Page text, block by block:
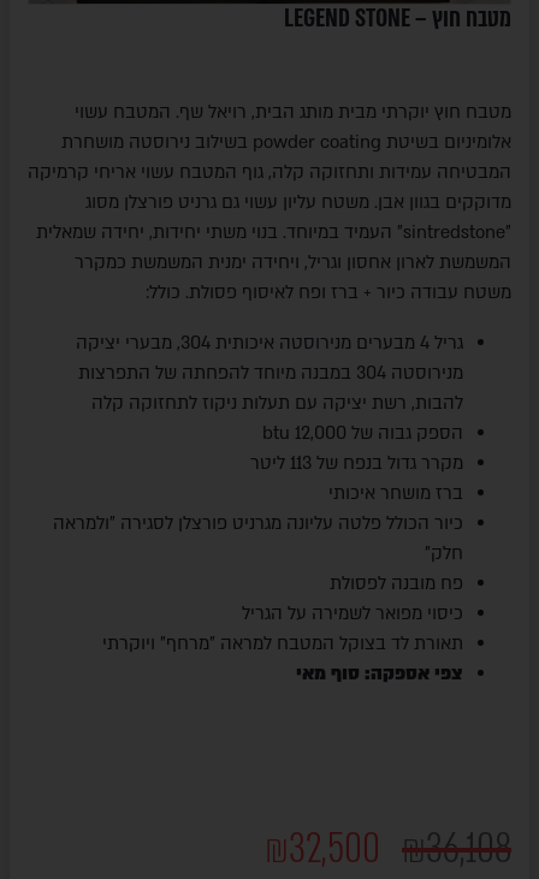
מטבח חוץ – LEGEND STONE
מטבח חוץ יוקרתי מבית מותג הבית, רויאל שף. המטבח עשוי
אלומיניום בשיטת powder coating בשילוב נירוסטה מושחרת
המבטיחה עמידות ותחזוקה קלה, גוף המטבח עשוי אריחי קרמיקה
מדוקקים בגוון אבן. משטח עליון עשוי גם גרניט פורצלן מסוג
"sintredstone" העמיד במיוחד. בנוי משתי יחידות, יחידה שמאלית
המשמשת לארון אחסון וגריל, ויחידה ימנית המשמשת כמקרר
משטח עבודה כיור + ברז ופח לאיסוף פסולת. כולל:
גריל 4 מבערים מנירוסטה איכותית 304, מבערי יציקה
מנירוסטה 304 במבנה מיוחד להפחתה של התפרצות
להבות, רשת יציקה עם תעלות ניקוז לתחזוקה קלה
הספק גבוה של 12,000 btu
מקרר גדול בנפח של 113 ליטר
ברז מושחר איכותי
כיור הכולל פלטה עליונה מגרניט פורצלן לסגירה "ולמראה
חלק"
פח מובנה לפסולת
כיסוי מפואר לשמירה על הגריל
תאורת לד בצוקל המטבח למראה "מרחף" ויוקרתי
צפי אספקה: סוף מאי
₪36,108
₪32,500